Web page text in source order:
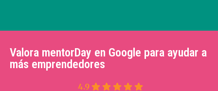
Valora mentorDay en Google para ayudar a
más emprendedores
4.9